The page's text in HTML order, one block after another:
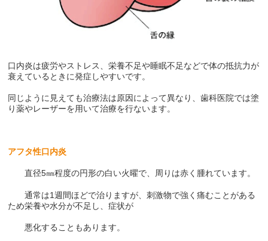
口内炎は疲労やストレス、栄養不足や睡眠不足などで体の抵抗力が
衰えているときに発症しやすいです。
同じように見えても治療法は原因によって異なり、歯科医院では塗
り薬やレーザーを用いて治療を行ないます。
アフタ性口内炎
直径5㎜程度の円形の白い火曜で、周りは赤く腫れています。
通常は1週間ほどで治りますが、刺激物で強く痛むことがある
ため栄養や水分が不足し、症状が
悪化することもあります。